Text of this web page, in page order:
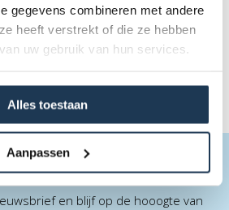
gegevens combineren met andere
heeft verstrekt of die ze hebben
uw gebruik van hun services.
Alles toestaan
Aanpassen
en blijf op de hooogte van